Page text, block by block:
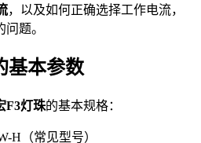
，以及如何正确选择工作电流，
题。
基本参数
F3灯珠的基本规格：
H（常见型号）